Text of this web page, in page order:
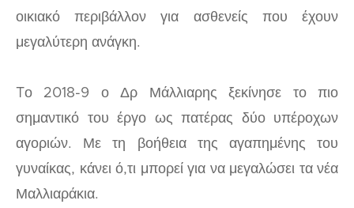
οικιακό περιβάλλον για ασθενείς που έχουν
μεγαλύτερη ανάγκη.
Tο 2018-9 ο Δρ Μάλλιαρης ξεκίνησε το πιο
σημαντικό του έργο ως πατέρας δύο υπέροχων
αγοριών. Με τη βοήθεια της αγαπημένης του
γυναίκας, κάνει ό,τι μπορεί για να μεγαλώσει τα νέα
Μαλλιαράκια.